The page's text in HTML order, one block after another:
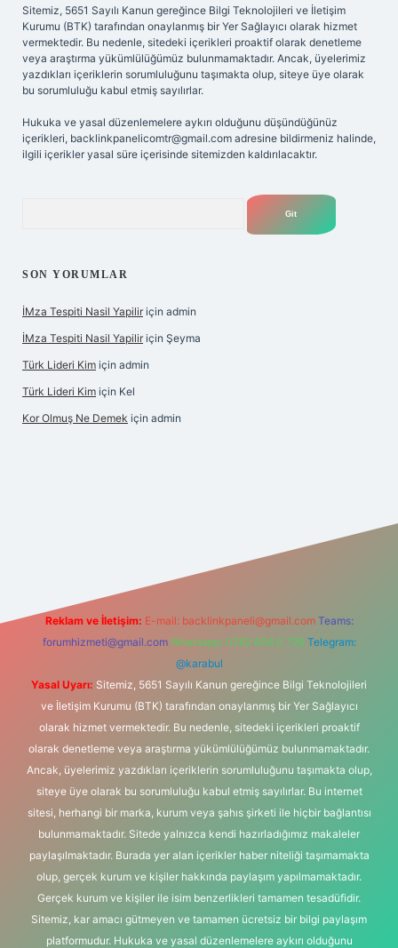
Sitemiz, 5651 Sayılı Kanun gereğince Bilgi Teknolojileri ve İletişim
Kurumu (BTK) tarafından onaylanmış bir Yer Sağlayıcı olarak hizmet
vermektedir. Bu nedenle, sitedeki içerikleri proaktif olarak denetleme
veya araştırma yükümlülüğümüz bulunmamaktadır. Ancak, üyelerimiz
yazdıkları içeriklerin sorumluluğunu taşımakta olup, siteye üye olarak
bu sorumluluğu kabul etmiş sayılırlar.
Hukuka ve yasal düzenlemelere aykırı olduğunu düşündüğünüz
içerikleri, backlinkpanelicomtr@gmail.com adresine bildirmeniz halinde,
ilgili içerikler yasal süre içerisinde sitemizden kaldırılacaktır.
SON YORUMLAR
İMza Tespiti Nasil Yapilir için admin
İMza Tespiti Nasil Yapilir için Şeyma
Türk Lideri Kim için admin
Türk Lideri Kim için Kel
Kor Olmuş Ne Demek için admin
Reklam ve İletişim: E-mail: backlinkpaneli@gmail.com Teams:
forumhizmeti@gmail.com Whatsapp: 0262 606 0 726 Telegram:
@karabul
Yasal Uyarı: Sitemiz, 5651 Sayılı Kanun gereğince Bilgi Teknolojileri
ve İletişim Kurumu (BTK) tarafından onaylanmış bir Yer Sağlayıcı
olarak hizmet vermektedir. Bu nedenle, sitedeki içerikleri proaktif
olarak denetleme veya araştırma yükümlülüğümüz bulunmamaktadır.
Ancak, üyelerimiz yazdıkları içeriklerin sorumluluğunu taşımakta olup,
siteye üye olarak bu sorumluluğu kabul etmiş sayılırlar. Bu internet
sitesi, herhangi bir marka, kurum veya şahıs şirketi ile hiçbir bağlantısı
bulunmamaktadır. Sitede yalnızca kendi hazırladığımız makaleler
paylaşılmaktadır. Burada yer alan içerikler haber niteliği taşımamakta
olup, gerçek kurum ve kişiler hakkında paylaşım yapılmamaktadır.
Gerçek kurum ve kişiler ile isim benzerlikleri tamamen tesadüfidir.
Sitemiz, kar amacı gütmeyen ve tamamen ücretsiz bir bilgi paylaşım
platformudur. Hukuka ve yasal düzenlemelere aykırı olduğunu